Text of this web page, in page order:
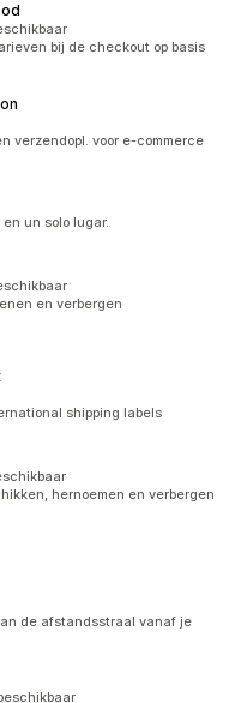
bij de checkout op basis
verzendopl. voor e-commerce
un solo lugar.
en verbergen
shipping labels
hernoemen en verbergen
de afstandsstraal vanaf je